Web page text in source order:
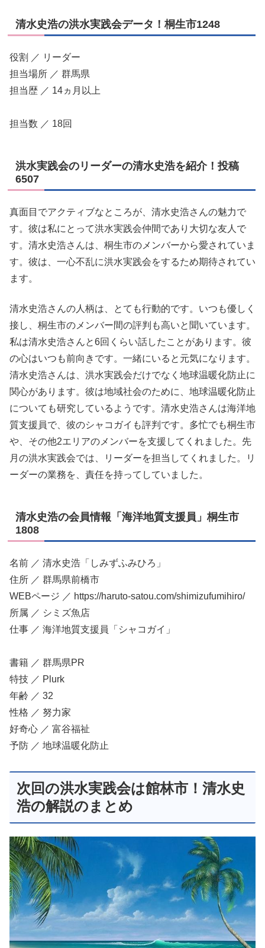
清水史浩の洪水実践会データ！桐生市1248
役割 ／ リーダー
担当場所 ／ 群馬県
担当歴 ／ 14ヵ月以上
担当数 ／ 18回
洪水実践会のリーダーの清水史浩を紹介！投稿
6507
真面目でアクティブなところが、清水史浩さんの魅力で
す。彼は私にとって洪水実践会仲間であり大切な友人で
す。清水史浩さんは、桐生市のメンバーから愛されていま
す。彼は、一心不乱に洪水実践会をするため期待されてい
ます。
清水史浩さんの人柄は、とても行動的です。いつも優しく
接し、桐生市のメンバー間の評判も高いと聞いています。
私は清水史浩さんと6回くらい話したことがあります。彼
の心はいつも前向きです。一緒にいると元気になります。
清水史浩さんは、洪水実践会だけでなく地球温暖化防止に
関心があります。彼は地域社会のために、地球温暖化防止
についても研究しているようです。清水史浩さんは海洋地
質支援員で、彼のシャコガイも評判です。多忙でも桐生市
や、その他2エリアのメンバーを支援してくれました。先
月の洪水実践会では、リーダーを担当してくれました。リ
ーダーの業務を、責任を持ってしていました。
清水史浩の会員情報「海洋地質支援員」桐生市
1808
名前 ／ 清水史浩「しみずふみひろ」
住所 ／ 群馬県前橋市
WEBページ ／ https://haruto-satou.com/shimizufumihiro/
所属 ／ シミズ魚店
仕事 ／ 海洋地質支援員「シャコガイ」
書籍 ／ 群馬県PR
特技 ／ Plurk
年齢 ／ 32
性格 ／ 努力家
好奇心 ／ 富谷福祉
予防 ／ 地球温暖化防止
次回の洪水実践会は館林市！清水史
浩の解説のまとめ